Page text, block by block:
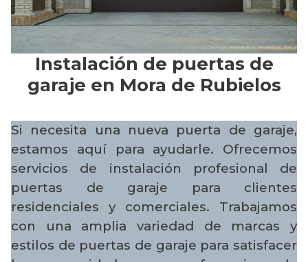
Instalación de puertas de
garaje en Mora de Rubielos
Si necesita una nueva puerta de garaje,
estamos aquí para ayudarle. Ofrecemos
servicios de instalación profesional de
puertas de garaje para clientes
residenciales y comerciales. Trabajamos
con una amplia variedad de marcas y
estilos de puertas de garaje para satisfacer